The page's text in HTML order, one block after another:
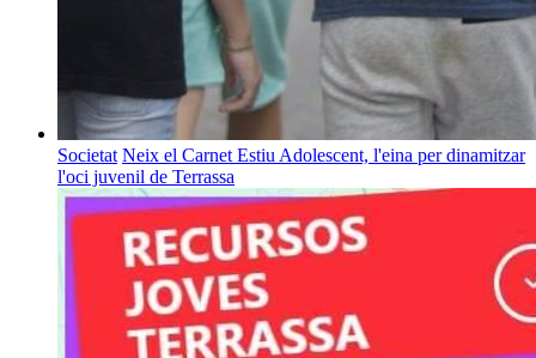
Societat Neix el Carnet Estiu Adolescent, l'eina per dinamitzar
l'oci juvenil de Terrassa